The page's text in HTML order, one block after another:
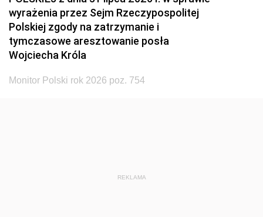
wyrażenia przez Sejm Rzeczypospolitej
Polskiej zgody na zatrzymanie i
tymczasowe aresztowanie posła
Wojciecha Króla
Monitor Polski rok 2026 poz. 754
REKLAMA